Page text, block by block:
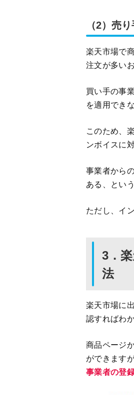
（2）売
楽天市場で
注文が多い
買い手の事
を適用でき
このため、
ンボイスに
事業者から
ある、とい
ただし、イ
3．
法
楽天市場に
認すればわ
商品ページ
ができます
事業者の登